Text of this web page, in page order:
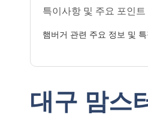
특이사항 및 주요 포인트
햄버거 관련 주요 정보 및
대구 맘스